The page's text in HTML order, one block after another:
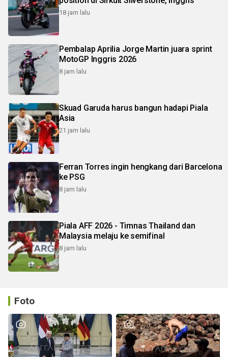
18 jam lalu
Pembalap Aprilia Jorge Martin juara sprint
MotoGP Inggris 2026
8 jam lalu
Skuad Garuda harus bangun hadapi Piala
Asia
21 jam lalu
Ferran Torres ingin hengkang dari Barcelona
ke PSG
8 jam lalu
Piala AFF 2026 - Timnas Thailand dan
Malaysia melaju ke semifinal
8 jam lalu
Foto